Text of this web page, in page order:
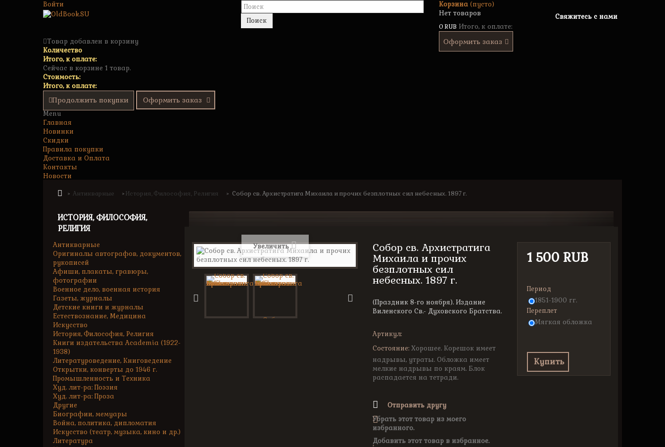
Войти
Свяжитесь с нами
Поиск
Корзина (пусто)
Нет товаров
0 RUB Итого, к оплате:
Оформить заказ
Товар добавлен в корзину
Количество
Итого, к оплате:
Сейчас в корзине 1 товар.
Стоимость:
Итого, к оплате:
Продолжить покупки Оформить заказ
Menu
Главная
Новинки
Скидки
Правила покупки
Доставка и Оплата
Контакты
Новости
> Антикварные > История, Философия, Религия > Собор св. Архистратига Михаила и прочих безплотных сил небесных. 1897 г.
ИСТОРИЯ, ФИЛОСОФИЯ,
РЕЛИГИЯ
Антикварные
Оригиналы автографов, документов,
рукописей
Афиши, плакаты, гравюры,
фотографии
Военное дело, военная история
Газеты, журналы
Детские книги и журналы
Естествознание, Медицина
Искусство
История, Философия, Религия
Книги издательства Academia (1922-
1938)
Литературоведение, Книговедение
Открытки, конверты до 1946 г.
Промышленность и Техника
Худ. лит-ра: Поэзия
Худ. лит-ра: Проза
Другие
Биографии, мемуары
Война, политика, дипломатия
Искусство (театр, музыка, кино и др.)
Литература
Увеличить
Собор св. Архистратига
Михаила и прочих
безплотных сил
небесных. 1897 г.
(Праздник 8-го ноября). Издание
Виленского Cв.- Духовского Братства.
Артикул:
Состояние: Хорошее. Корешок имеет
надрывы, утраты. Обложка имеет
мелкие надрывы по краям. Блок
распадается на тетради.
Отправить другу
Убрать этот товар из моего
избранного.
Добавить этот товар в избранное.
1 500 RUB
Период
1851-1900 гг.
Переплет
Мягкая обложка
Купить